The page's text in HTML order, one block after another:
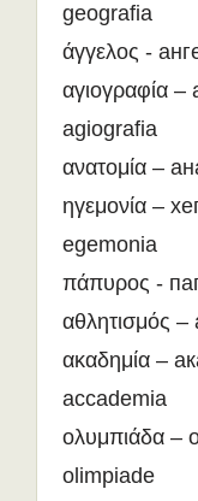
geografia
άγγελος -
αγιογραφία
agiografia
ανατομία –
ηγεμονία –
egemonia
πάπυρος -
αθλητισμός
ακαδημία –
accademia
ολυμπιάδα –
olimpiade